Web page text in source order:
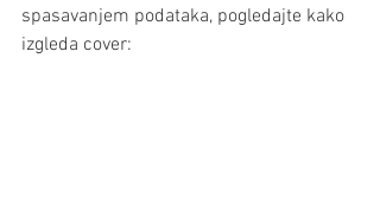
spasavanjem podataka, pogledajte kako
izgleda cover: